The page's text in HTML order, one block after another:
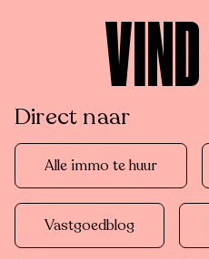
Direct naar
Alle immo te huur
Vastgoedblog